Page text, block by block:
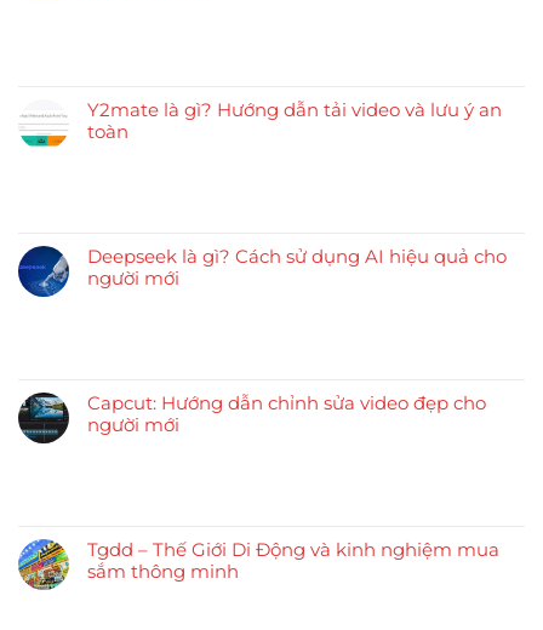
Y2mate là gì? Hướng dẫn tải video và lưu ý an
toàn
Deepseek là gì? Cách sử dụng AI hiệu quả cho
người mới
Capcut: Hướng dẫn chỉnh sửa video đẹp cho
người mới
Tgdd – Thế Giới Di Động và kinh nghiệm mua
sắm thông minh